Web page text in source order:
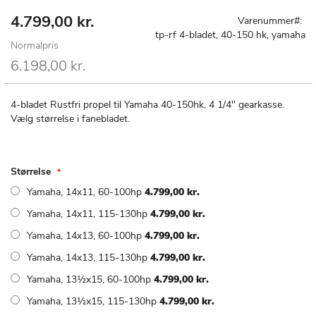
Special
4.799,00 kr.
Normalpris
6.198,00 kr.
Varenummer
tp-rf 4-bladet, 40-150 hk, yamaha
4-bladet Rustfri propel til Yamaha 40-150hk, 4 1/4" gearkasse.
Vælg størrelse i fanebladet.
Størrelse
Yamaha, 14x11, 60-100hp 4.799,00 kr.
Yamaha, 14x11, 115-130hp 4.799,00 kr.
Yamaha, 14x13, 60-100hp 4.799,00 kr.
Yamaha, 14x13, 115-130hp 4.799,00 kr.
Yamaha, 13½x15, 60-100hp 4.799,00 kr.
Yamaha, 13½x15, 115-130hp 4.799,00 kr.
Gå
starten
af
billedgalleriet